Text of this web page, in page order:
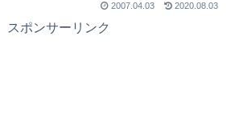
2007.04.03 2020.08.03
スポンサーリンク